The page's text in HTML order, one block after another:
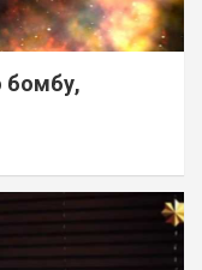
бомбу,